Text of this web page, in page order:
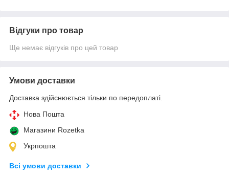
Відгуки про товар
Ще немає відгуків про цей товар
Умови доставки
Доставка здійснюється тільки по передоплаті.
Нова Пошта
Магазини Rozetka
Укрпошта
Всі умови доставки